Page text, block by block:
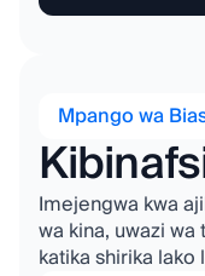
Mpango wa
Imejengwa kwa
wa kina, uwazi
katika shirika lako